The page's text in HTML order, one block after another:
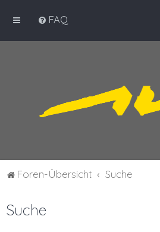
FAQ
Foren-Übersicht Suche
Suche